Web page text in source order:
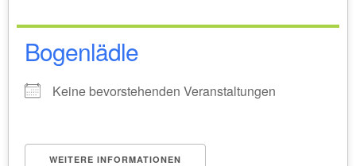
Bogenlädle
Keine bevorstehenden Veranstaltungen
WEITERE INFORMATIONEN